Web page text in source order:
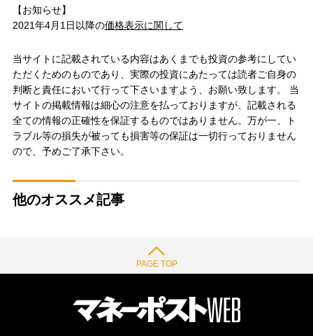
【お知らせ】
2021年4月1日以降の価格表示に関して
当サイトに記載されている内容はあくまでも投資の参考にしてい
ただくためのものであり、実際の投資にあたっては読者ご自身の
判断と責任において行って下さいますよう、お願い致します。 当
サイトの掲載情報は細心の注意を払っておりますが、記載される
全ての情報の正確性を保証するものではありません。万が一、ト
ラブル等の損失が被っても損害等の保証は一切行っておりません
ので、予めご了承下さい。
他のオススメ記事
PAGE TOP